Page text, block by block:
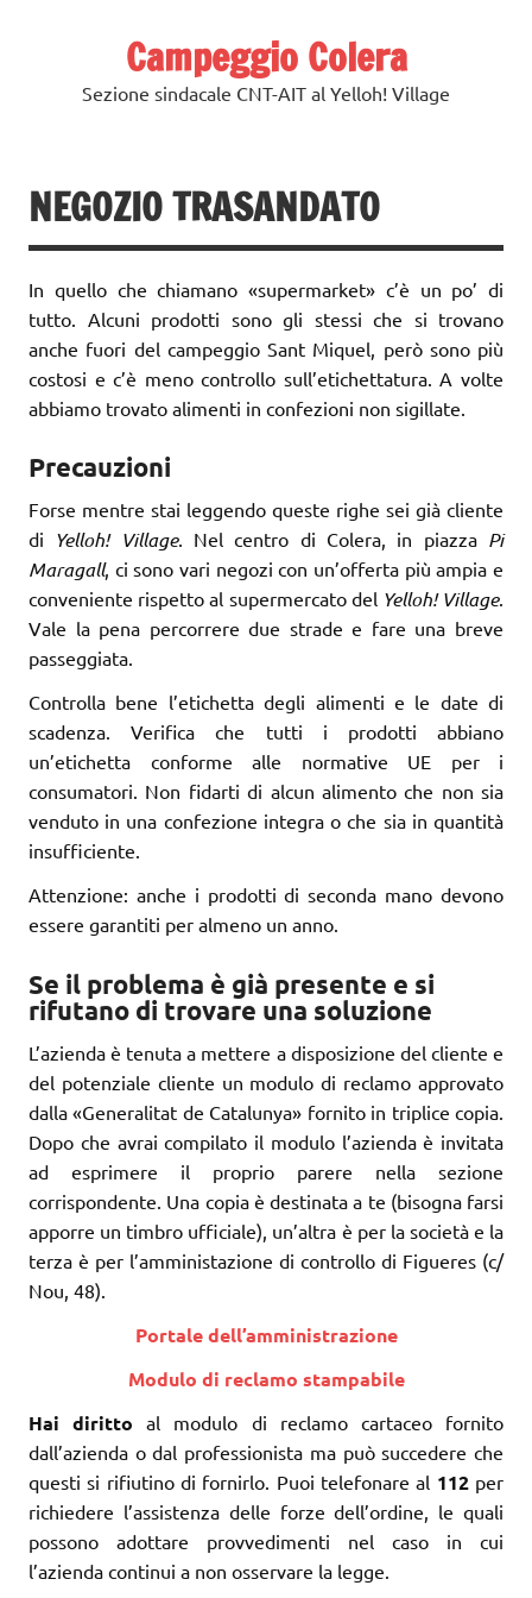
Campeggio Colera
Sezione sindacale CNT-AIT al Yelloh! Village
NEGOZIO TRASANDATO
In quello che chiamano «supermarket» c’è un po’ di
tutto. Alcuni prodotti sono gli stessi che si trovano
anche fuori del campeggio Sant Miquel, però sono più
costosi e c’è meno controllo sull’etichettatura. A volte
abbiamo trovato alimenti in confezioni non sigillate.
Precauzioni
Forse mentre stai leggendo queste righe sei già cliente
di Yelloh! Village. Nel centro di Colera, in piazza Pi
Maragall, ci sono vari negozi con un’offerta più ampia e
conveniente rispetto al supermercato del Yelloh! Village.
Vale la pena percorrere due strade e fare una breve
passeggiata.
Controlla bene l’etichetta degli alimenti e le date di
scadenza. Verifica che tutti i prodotti abbiano
un’etichetta conforme alle normative UE per i
consumatori. Non fidarti di alcun alimento che non sia
venduto in una confezione integra o che sia in quantità
insufficiente.
Attenzione: anche i prodotti di seconda mano devono
essere garantiti per almeno un anno.
Se il problema è già presente e si
rifutano di trovare una soluzione
L’azienda è tenuta a mettere a disposizione del cliente e
del potenziale cliente un modulo di reclamo approvato
dalla «Generalitat de Catalunya» fornito in triplice copia.
Dopo che avrai compilato il modulo l’azienda è invitata
ad esprimere il proprio parere nella sezione
corrispondente. Una copia è destinata a te (bisogna farsi
apporre un timbro ufficiale), un’altra è per la società e la
terza è per l’amministazione di controllo di Figueres (c/
Nou, 48).
Portale dell’amministrazione
Modulo di reclamo stampabile
Hai diritto al modulo di reclamo cartaceo fornito
dall’azienda o dal professionista ma può succedere che
questi si rifiutino di fornirlo. Puoi telefonare al 112per
richiedere l’assistenza delle forze dell’ordine, le quali
possono adottare provvedimenti nel caso in cui
l’azienda continui a non osservare la legge.